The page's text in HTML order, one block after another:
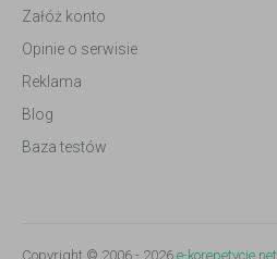
Załóż konto
Opinie o serwisie
Reklama
Blog
Baza testów
Copyright © 2006 - 2026 e-korepetycje.net